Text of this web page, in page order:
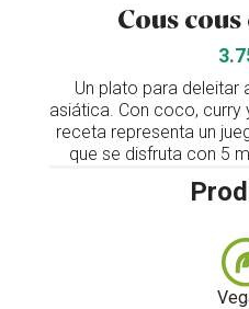
Cous
Un plato para deleitar
asiática. Con coco, curry
receta representa un
que se disfruta con 5